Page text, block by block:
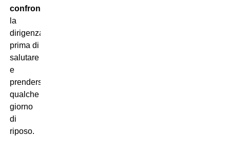
confronto
la
dirigenza,
prima di
salutare
e
prendersi
qualche
giorno
di
riposo.